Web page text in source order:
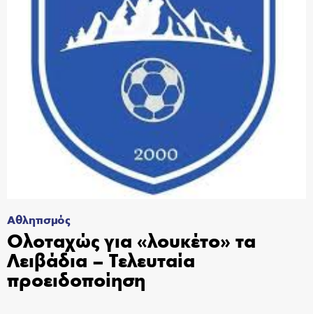
Αθλητισμός
Ολοταχώς για «λουκέτο» τα
Λειβάδια – Τελευταία
προειδοποίηση